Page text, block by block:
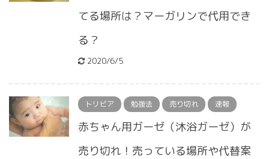
てる場所は？マーガリンで代用でき
る？
2020/6/5
トリビア 勉強法 売り切れ 速報
赤ちゃん用ガーゼ（沐浴ガーゼ）が
売り切れ！売っている場所や代替案